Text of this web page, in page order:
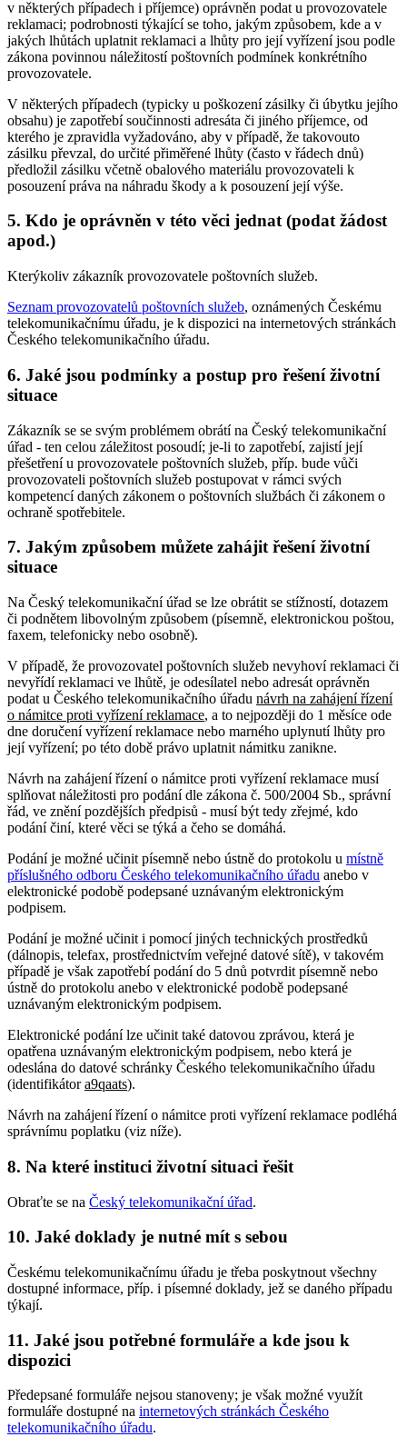
v některých případech i příjemce) oprávněn podat u provozovatele
reklamaci; podrobnosti týkající se toho, jakým způsobem, kde a v
jakých lhůtách uplatnit reklamaci a lhůty pro její vyřízení jsou podle
zákona povinnou náležitostí poštovních podmínek konkrétního
provozovatele.
V některých případech (typicky u poškození zásilky či úbytku jejího
obsahu) je zapotřebí součinnosti adresáta či jiného příjemce, od
kterého je zpravidla vyžadováno, aby v případě, že takovouto
zásilku převzal, do určité přiměřené lhůty (často v řádech dnů)
předložil zásilku včetně obalového materiálu provozovateli k
posouzení práva na náhradu škody a k posouzení její výše.
5. Kdo je oprávněn v této věci jednat (podat žádost
apod.)
Kterýkoliv zákazník provozovatele poštovních služeb.
Seznam provozovatelů poštovních služeb, oznámených Českému
telekomunikačnímu úřadu, je k dispozici na internetových stránkách
Českého telekomunikačního úřadu.
6. Jaké jsou podmínky a postup pro řešení životní
situace
Zákazník se se svým problémem obrátí na Český telekomunikační
úřad - ten celou záležitost posoudí; je-li to zapotřebí, zajistí její
přešetření u provozovatele poštovních služeb, příp. bude vůči
provozovateli poštovních služeb postupovat v rámci svých
kompetencí daných zákonem o poštovních službách či zákonem o
ochraně spotřebitele.
7. Jakým způsobem můžete zahájit řešení životní
situace
Na Český telekomunikační úřad se lze obrátit se stížností, dotazem
či podnětem libovolným způsobem (písemně, elektronickou poštou,
faxem, telefonicky nebo osobně).
V případě, že provozovatel poštovních služeb nevyhoví reklamaci či
nevyřídí reklamaci ve lhůtě, je odesílatel nebo adresát oprávněn
podat u Českého telekomunikačního úřadu návrh na zahájení řízení
o námitce proti vyřízení reklamace, a to nejpozději do 1 měsíce ode
dne doručení vyřízení reklamace nebo marného uplynutí lhůty pro
její vyřízení; po této době právo uplatnit námitku zanikne.
Návrh na zahájení řízení o námitce proti vyřízení reklamace musí
splňovat náležitosti pro podání dle zákona č. 500/2004 Sb., správní
řád, ve znění pozdějších předpisů - musí být tedy zřejmé, kdo
podání činí, které věci se týká a čeho se domáhá.
Podání je možné učinit písemně nebo ústně do protokolu u místně
příslušného odboru Českého telekomunikačního úřadu anebo v
elektronické podobě podepsané uznávaným elektronickým
podpisem.
Podání je možné učinit i pomocí jiných technických prostředků
(dálnopis, telefax, prostřednictvím veřejné datové sítě), v takovém
případě je však zapotřebí podání do 5 dnů potvrdit písemně nebo
ústně do protokolu anebo v elektronické podobě podepsané
uznávaným elektronickým podpisem.
Elektronické podání lze učinit také datovou zprávou, která je
opatřena uznávaným elektronickým podpisem, nebo která je
odeslána do datové schránky Českého telekomunikačního úřadu
(identifikátora9qaats).
Návrh na zahájení řízení o námitce proti vyřízení reklamace podléhá
správnímu poplatku (viz níže).
8. Na které instituci životní situaci řešit
Obraťte se na Český telekomunikační úřad.
10. Jaké doklady je nutné mít s sebou
Českému telekomunikačnímu úřadu je třeba poskytnout všechny
dostupné informace, příp. i písemné doklady, jež se daného případu
týkají.
11. Jaké jsou potřebné formuláře a kde jsou k
dispozici
Předepsané formuláře nejsou stanoveny; je však možné využít
formuláře dostupné na internetových stránkách Českého
telekomunikačního úřadu.